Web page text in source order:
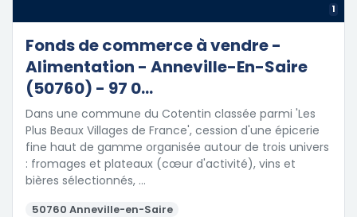
1
Fonds de commerce à vendre -
Alimentation - Anneville-En-Saire
(50760) - 97 0...
Dans une commune du Cotentin classée parmi 'Les
Plus Beaux Villages de France', cession d'une épicerie
fine haut de gamme organisée autour de trois univers
: fromages et plateaux (cœur d'activité), vins et
bières sélectionnés, …
50760 Anneville-en-Saire